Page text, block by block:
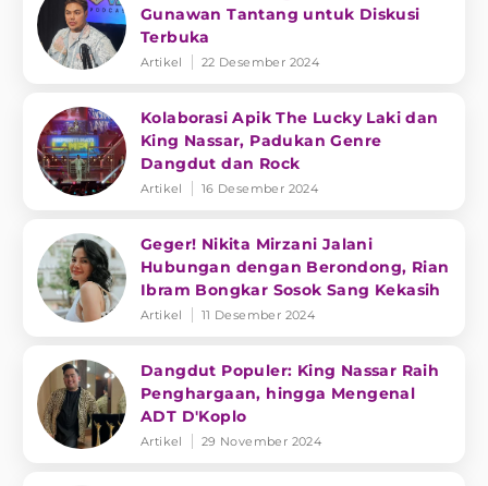
Gunawan Tantang untuk Diskusi
Terbuka
Artikel 22 Desember 2024
Kolaborasi Apik The Lucky Laki dan
King Nassar, Padukan Genre
Dangdut dan Rock
Artikel 16 Desember 2024
Geger! Nikita Mirzani Jalani
Hubungan dengan Berondong, Rian
Ibram Bongkar Sosok Sang Kekasih
Artikel 11 Desember 2024
Dangdut Populer: King Nassar Raih
Penghargaan, hingga Mengenal
ADT D'Koplo
Artikel 29 November 2024